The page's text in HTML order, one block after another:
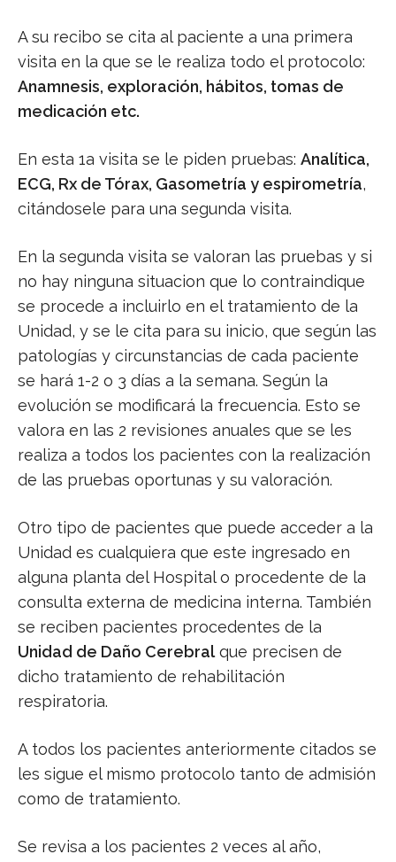
A su recibo se cita al paciente a una primera
visita en la que se le realiza todo el protocolo:
Anamnesis, exploración, hábitos, tomas de
medicación etc.
En esta 1a visita se le piden pruebas: Analítica,
ECG, Rx de Tórax, Gasometría y espirometría,
citándosele para una segunda visita.
En la segunda visita se valoran las pruebas y si
no hay ninguna situacion que lo contraindique
se procede a incluirlo en el tratamiento de la
Unidad, y se le cita para su inicio, que según las
patologías y circunstancias de cada paciente
se hará 1-2 o 3 días a la semana. Según la
evolución se modificará la frecuencia. Esto se
valora en las 2 revisiones anuales que se les
realiza a todos los pacientes con la realización
de las pruebas oportunas y su valoración.
Otro tipo de pacientes que puede acceder a la
Unidad es cualquiera que este ingresado en
alguna planta del Hospital o procedente de la
consulta externa de medicina interna. También
se reciben pacientes procedentes de la
Unidad de Daño Cerebralque precisen de
dicho tratamiento de rehabilitación
respiratoria.
A todos los pacientes anteriormente citados se
les sigue el mismo protocolo tanto de admisión
como de tratamiento.
Se revisa a los pacientes 2 veces al año,